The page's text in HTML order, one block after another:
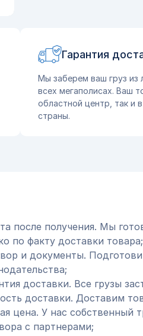
Гарантия
Мы заберем ваш груз из
всех мегаполисах. Ваш
областной центр, так и
страны.
после получения. Мы
по факту доставки товара;
и документы.
доставки. Все грузы
доставки. Доставим
цена. У нас собственный
с партнерами;